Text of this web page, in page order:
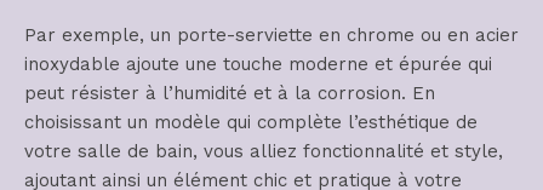
Par exemple, un porte-serviette en chrome ou en acier
inoxydable ajoute une touche moderne et épurée qui
peut résister à l’humidité et à la corrosion. En
choisissant un modèle qui complète l’esthétique de
votre salle de bain, vous alliez fonctionnalité et style,
ajoutant ainsi un élément chic et pratique à votre